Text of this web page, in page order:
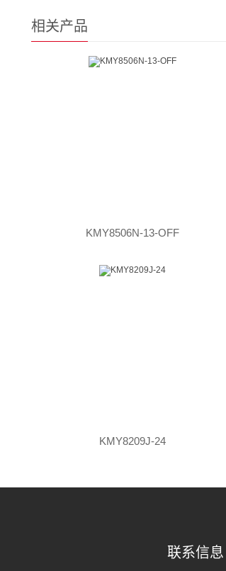
相关产品
KMY8506N-13-OFF
KMY8209J-24
联系信息